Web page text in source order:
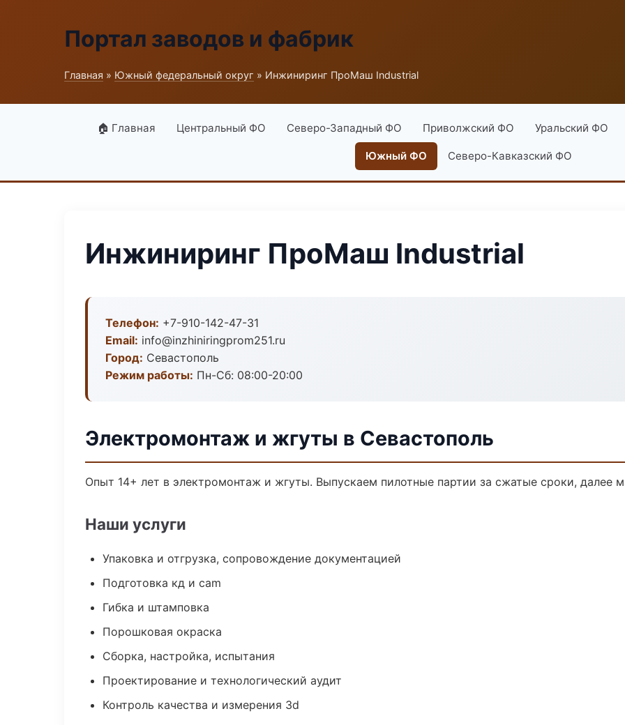
Портал заводов и фабрик
Главная » Южный федеральный округ » Инжиниринг ПроМаш Industrial
🏠 Главная Центральный ФО Северо-Западный ФО Приволжский ФО Уральский ФО
Южный ФО Северо-Кавказский ФО
Инжиниринг ПроМаш Industrial
Телефон: +7-910-142-47-31
Email: info@inzhiniringprom251.ru
Город: Севастополь
Режим работы: Пн-Сб: 08:00-20:00
Электромонтаж и жгуты в Севастополь
Опыт 14+ лет в электромонтаж и жгуты. Выпускаем пилотные партии за сжатые сроки, далее
Наши услуги
Упаковка и отгрузка, сопровождение документацией
Подготовка кд и cam
Гибка и штамповка
Порошковая окраска
Сборка, настройка, испытания
Проектирование и технологический аудит
Контроль качества и измерения 3d